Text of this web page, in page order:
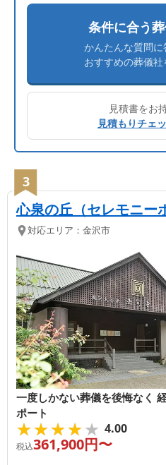
条件に合う
かんたんな質問に
おすすめの葬儀
見積書をお
見積もりチェ
3
心泉の丘（セレモニー
対応エリア： 金沢市
一度しかない葬儀を後悔なく
ポート
★★★★★
★★★★★ 4.00
税込361,900円〜